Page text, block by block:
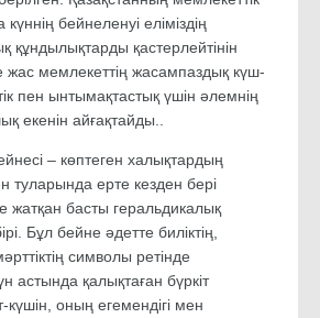
бейнеленуі еліміздің
құндылықтарды қастерлейтінін
жас мемлекеттің жасампаздық күш-
пен ынтымақтастық үшін әлемнің
екенін айғақтайды..
– көптеген халықтардың
туларында ерте кезден бері
жатқан басты геральдикалық
Бұл бейне әдетте биліктің,
символы ретінде
астында қалықтаған бүркіт
күшін, оның егемендігі мен